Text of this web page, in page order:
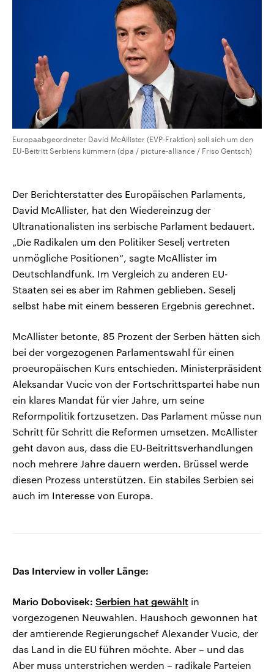
Europaabgeordneter David McAllister (EVP-Fraktion) soll sich um den
EU-Beitritt Serbiens kümmern (dpa / picture-alliance / Friso Gentsch)
Der Berichterstatter des Europäischen Parlaments,
David McAllister, hat den Wiedereinzug der
Ultranationalisten ins serbische Parlament bedauert.
„Die Radikalen um den Politiker Seselj vertreten
unmögliche Positionen“, sagte McAllister im
Deutschlandfunk. Im Vergleich zu anderen EU-
Staaten sei es aber im Rahmen geblieben. Seselj
selbst habe mit einem besseren Ergebnis gerechnet.
McAllister betonte, 85 Prozent der Serben hätten sich
bei der vorgezogenen Parlamentswahl für einen
proeuropäischen Kurs entschieden. Ministerpräsident
Aleksandar Vucic von der Fortschrittspartei habe nun
ein klares Mandat für vier Jahre, um seine
Reformpolitik fortzusetzen. Das Parlament müsse nun
Schritt für Schritt die Reformen umsetzen. McAllister
geht davon aus, dass die EU-Beitrittsverhandlungen
noch mehrere Jahre dauern werden. Brüssel werde
diesen Prozess unterstützen. Ein stabiles Serbien sei
auch im Interesse von Europa.
Das Interview in voller Länge:
Mario Dobovisek: Serbien hat gewählt in
vorgezogenen Neuwahlen. Haushoch gewonnen hat
der amtierende Regierungschef Alexander Vucic, der
das Land in die EU führen möchte. Aber – und das
Aber muss unterstrichen werden – radikale Parteien